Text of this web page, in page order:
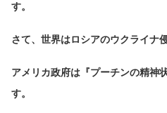
す。
さて、世界はロシアのウクライナ
アメリカ政府は『プーチンの精神
す。